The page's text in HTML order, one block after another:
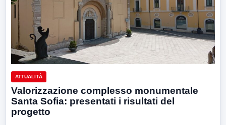
ATTUALITÀ
Valorizzazione complesso monumentale
Santa Sofia: presentati i risultati del
progetto